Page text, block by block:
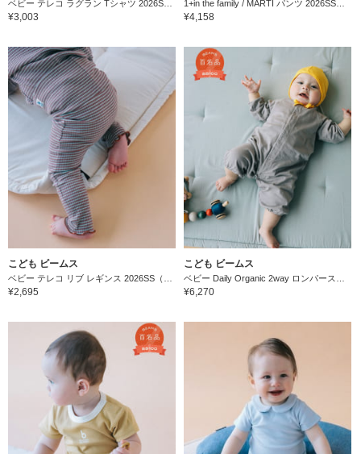
¥3,003 ¥4,158
こども ビームス
¥2,695
こども ビームス
¥6,270